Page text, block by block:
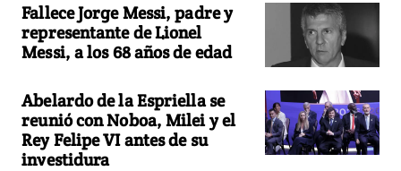
Fallece Jorge Messi, padre y
representante de Lionel
Messi, a los 68 años de edad
Abelardo de la Espriella se
reunió con Noboa, Milei y el
Rey Felipe VI antes de su
investidura